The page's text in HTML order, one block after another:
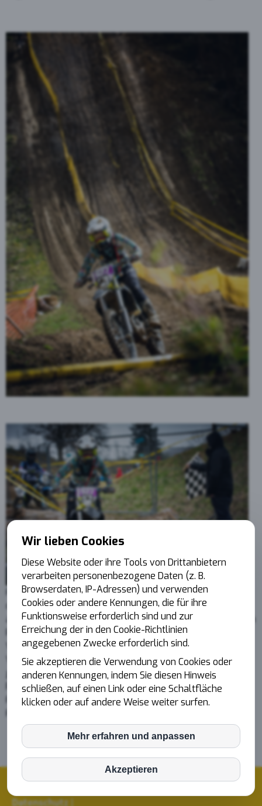
Für Michael Strobel in Klasse EC2 verlief der Start nicht
optimal. Trotz heftiger Wetterkapriolen fand er für sich
aber beste Bedingungen vor. Er verbesserte sich Runde
Runde und fuhr einen guten Rhythmus.Nach
Verletzungspause hatte erbei seiner ersten
Veranstaltunggenügend Konditionaufgebautum ein
gutes Tempo zu fahren und arbeitete sich so Runde um
Runde nach vorn. Am Ende wurde es der 16. Platz. Bei 54
Fahrernin seiner Klasse und nach der langen Pause
Fahren
Datenschutz
Wir lieben Cookies
Diese Website oder ihre Tools von Drittanbietern
verarbeiten personenbezogene Daten (z. B.
Browserdaten, IP-Adressen) und verwenden
Cookies oder andere Kennungen, die für ihre
Funktionsweise erforderlich sind und zur
Erreichung der in den Cookie-Richtlinien
angegebenen Zwecke erforderlich sind.
Sie akzeptieren die Verwendung von Cookies oder
anderen Kennungen, indem Sie diesen Hinweis
schließen, auf einen Link oder eine Schaltfläche
klicken oder auf andere Weise weiter surfen.
inCMS
Matomo (Piwik)
Mehr erfahren und anpassen
Akzeptieren